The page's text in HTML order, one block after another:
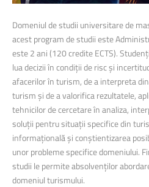
Domeniul de studii universitare de
acest program de studii este
este 2 ani (120 credite ECTS).
lua decizii în condiții de risc şi
afacerilor în turism, de a interpreta
turism şi de a valorifica rezultatele,
tehnicilor de cercetare în analiza,
soluții pentru situații specifice din
informațională şi conştientizarea
unor probleme specifice domeniului.
studii le permite absolvenților
domeniul turismului.